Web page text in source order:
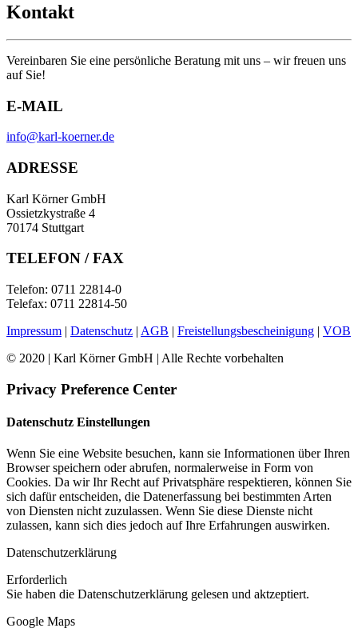
Kontakt
Vereinbaren Sie eine persönliche Beratung mit uns – wir freuen uns
auf Sie!
E-MAIL
info@karl-koerner.de
ADRESSE
Karl Körner GmbH
Ossietzkystraße 4
70174 Stuttgart
TELEFON / FAX
Telefon: 0711 22814-0
Telefax: 0711 22814-50
Impressum | Datenschutz | AGB | Freistellungsbescheinigung | VOB
© 2020 | Karl Körner GmbH | Alle Rechte vorbehalten
Privacy Preference Center
Datenschutz Einstellungen
Wenn Sie eine Website besuchen, kann sie Informationen über Ihren
Browser speichern oder abrufen, normalerweise in Form von
Cookies. Da wir Ihr Recht auf Privatsphäre respektieren, können Sie
sich dafür entscheiden, die Datenerfassung bei bestimmten Arten
von Diensten nicht zuzulassen. Wenn Sie diese Dienste nicht
zulassen, kann sich dies jedoch auf Ihre Erfahrungen auswirken.
Datenschutzerklärung
Erforderlich
Sie haben die Datenschutzerklärung gelesen und aktzeptiert.
Google Maps